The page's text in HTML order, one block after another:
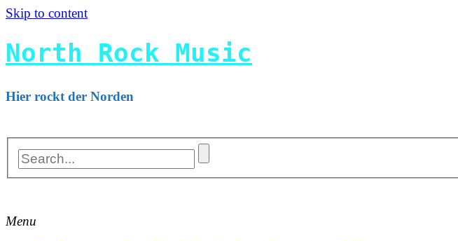
Skip to content
North Rock Music
Hier rockt der Norden
Menu